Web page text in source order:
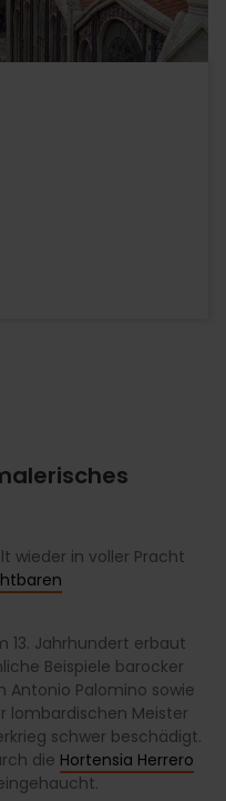
wieder in voller Pracht
13. Jahrhundert erbaut
Beispiele barocker
Antonio Palomino sowie
lombardischen Meister
schwer beschädigt.
die Hortensia Herrero